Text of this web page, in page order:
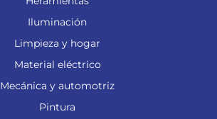
Iluminación
Limpieza y hogar
Material eléctrico
Mecánica y automotriz
Pintura